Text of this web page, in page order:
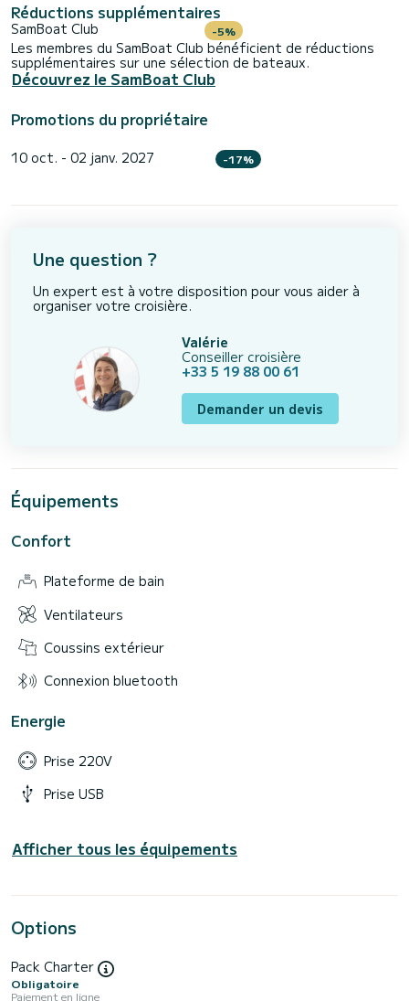
Réductions supplémentaires
SamBoat Club -5%
Les membres du SamBoat Club bénéficient de réductions
supplémentaires sur une sélection de bateaux.
Découvrez le SamBoat Club
Promotions du propriétaire
10 oct. - 02 janv. 2027 -17%
Une question ?
Un expert est à votre disposition pour vous aider à
organiser votre croisière.
Valérie
Conseiller croisière
+33 5 19 88 00 61
Demander un devis
Équipements
Confort
Plateforme de bain
Ventilateurs
Coussins extérieur
Connexion bluetooth
Energie
Prise 220V
Prise USB
Afficher tous les équipements
Options
Pack Charter
Obligatoire
Paiement en ligne